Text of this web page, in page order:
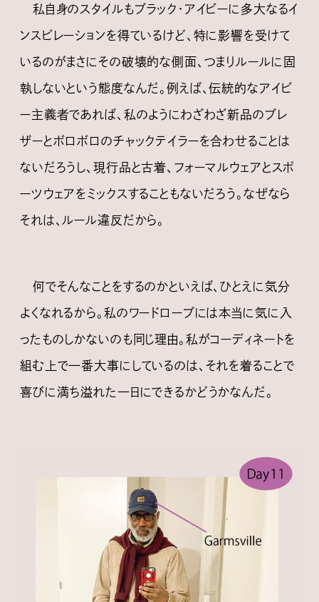
私自身のスタイルもブラック・アイビーに多大なるイ
ンスピレーションを得ているけど、特に影響を受けて
いるのがまさにその破壊的な側面、つまりルールに固
執しないという態度なんだ。例えば、伝統的なアイビ
ー主義者であれば、私のようにわざわざ新品のブレ
ザーとボロボロのチャックテイラーを合わせることは
ないだろうし、現行品と古着、フォーマルウェアとスポ
ーツウェアをミックスすることもないだろう。なぜなら
それは、ルール違反だから。
何でそんなことをするのかといえば、ひとえに気分
よくなれるから。私のワードローブには本当に気に入
ったものしかないのも同じ理由。私がコーディネートを
組む上で一番大事にしているのは、それを着ることで
喜びに満ち溢れた一日にできるかどうかなんだ。